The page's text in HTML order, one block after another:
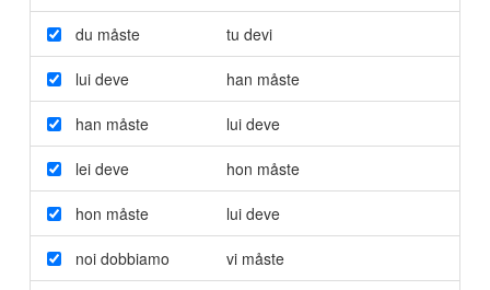
du måste tu devi
lui deve han måste
han måste lui deve
lei deve hon måste
hon måste lui deve
noi dobbiamo vi måste